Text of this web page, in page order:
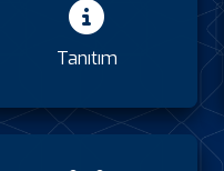
Tanıtım